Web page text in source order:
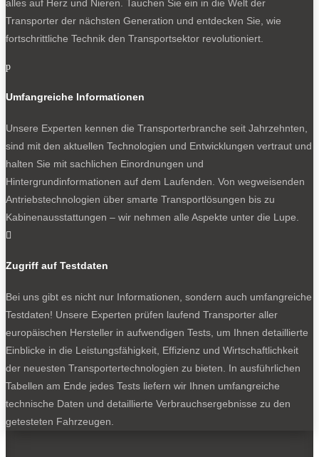
alles auf Herz und Nieren. Tauchen Sie ein in die Welt der
Transporter der nächsten Generation und entdecken Sie, wie
fortschrittliche Technik den Transportsektor revolutioniert.
p
Umfangreiche Informationen
Unsere Experten kennen die Transporterbranche seit Jahrzehnten,
sind mit den aktuellen Technologien und Entwicklungen vertraut und
halten Sie mit sachlichen Einordnungen und
Hintergrundinformationen auf dem Laufenden. Von wegweisenden
Antriebstechnologien über smarte Transportlösungen bis zu
Kabinenausstattungen – wir nehmen alle Aspekte unter die Lupe.

Zugriff auf Testdaten
Bei uns gibt es nicht nur Informationen, sondern auch umfangreiche
Testdaten! Unsere Experten prüfen laufend Transporter aller
europäischen Hersteller in aufwendigen Tests, um Ihnen detaillierte
Einblicke in die Leistungsfähigkeit, Effizienz und Wirtschaftlichkeit
der neuesten Transportertechnologien zu bieten. In ausführlichen
Tabellen am Ende jedes Tests liefern wir Ihnen umfangreiche
technische Daten und detaillierte Verbrauchsergebnisse zu den
getesteten Fahrzeugen.